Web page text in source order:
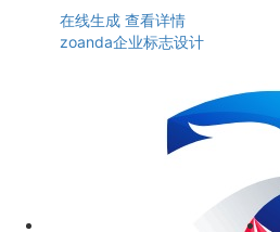
在线生成 查看详情
zoanda企业标志设计